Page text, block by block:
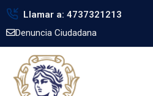
Llamar a: 4737321213
Denuncia Ciudadana
Inicio
Gobierno